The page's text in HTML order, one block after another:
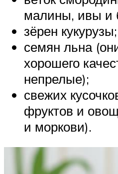
малины, ивы и
зёрен кукурузы;
семян льна
хорошего
непрелые);
свежих
фруктов и
и моркови).